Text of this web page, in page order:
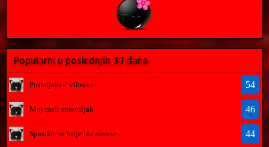
Popularni u poslednjih 30 dana
Prohujalo s' vihorom 54
Moj mali smotuljak 46
Spasilac se krije iza zavese 44